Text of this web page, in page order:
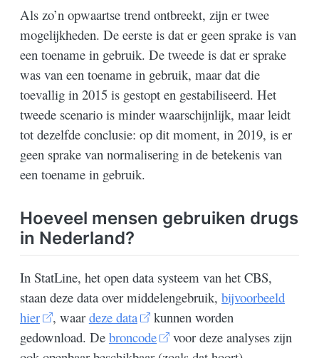
Als zo’n opwaartse trend ontbreekt, zijn er twee
mogelijkheden. De eerste is dat er geen sprake is van
een toename in gebruik. De tweede is dat er sprake
was van een toename in gebruik, maar dat die
toevallig in 2015 is gestopt en gestabiliseerd. Het
tweede scenario is minder waarschijnlijk, maar leidt
tot dezelfde conclusie: op dit moment, in 2019, is er
geen sprake van normalisering in de betekenis van
een toename in gebruik.
Hoeveel mensen gebruiken drugs
in Nederland?
In StatLine, het open data systeem van het CBS,
staan deze data over middelengebruik,bijvoorbeeld
hier
, waar deze data
kunnen worden
gedownload. Debroncode
voor deze analyses zijn